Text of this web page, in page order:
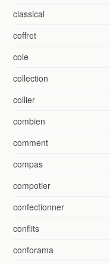
classical
coffret
cole
collection
collier
combien
comment
compas
compotier
confectionner
conflits
conforama